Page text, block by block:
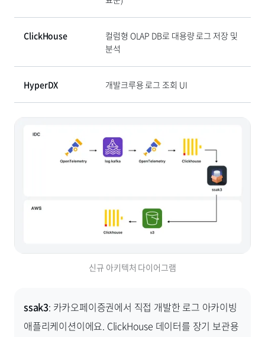
ClickHouse
컬럼형 OLAP DB로 대용량 로그 저장 및
분석
HyperDX 개발크루용 로그 조회 UI
신규 아키텍처 다이어그램
ssak3: 카카오페이증권에서 직접 개발한 로그 아카이빙
애플리케이션이에요. ClickHouse 데이터를 장기 보관용